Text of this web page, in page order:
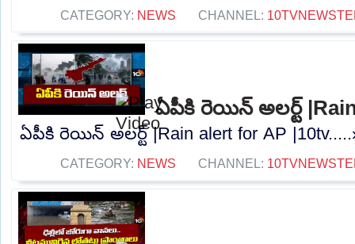
CATEGORY: NEWS CHANNEL:
ఏపీకి రెయిన్ అలర్ట్
ఏపీకి రెయిన్ అలర్ట్ |Rain alert for AP
CATEGORY: NEWS CHANNEL: